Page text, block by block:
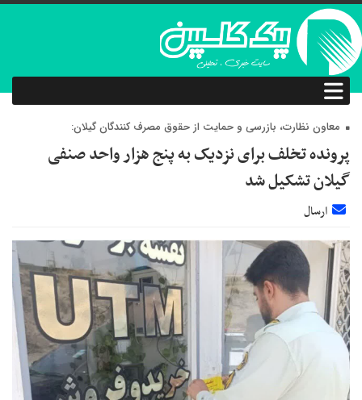
معاون نظارت، بازرسی و حمایت از حقوق مصرف کنندگان گیلان:
پرونده تخلف برای نزدیک به پنج هزار واحد صنفی
گیلان تشکیل شد
ارسال